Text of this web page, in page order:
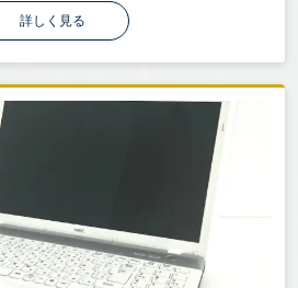
詳しく見る